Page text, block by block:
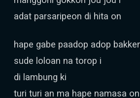
adat parsaripeon di hita on
hape gabe paadop adop
sude loloan na torop i
di lambung ki
turi turi an ma hape namasa on